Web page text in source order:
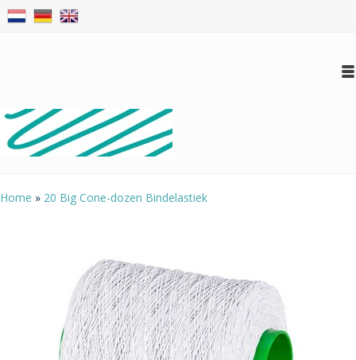
Home » 20 Big Cone-dozen Bindelastiek